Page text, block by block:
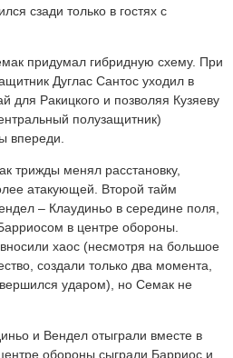
сзади только в гостях с
придумал гибридную схему. При
Дуглас Сантос уходил в
для Ракицкого и позволяя Кузяеву
полузащитник)
впереди.
трижды менял расстановку,
атакующей. Второй тайм
– Клаудиньо в середине поля,
в центре обороны.
хаос (несмотря на большое
создали только два момента,
ударом), но Семак не
и Вендел отыграли вместе в
обороны сыграли Барриос и